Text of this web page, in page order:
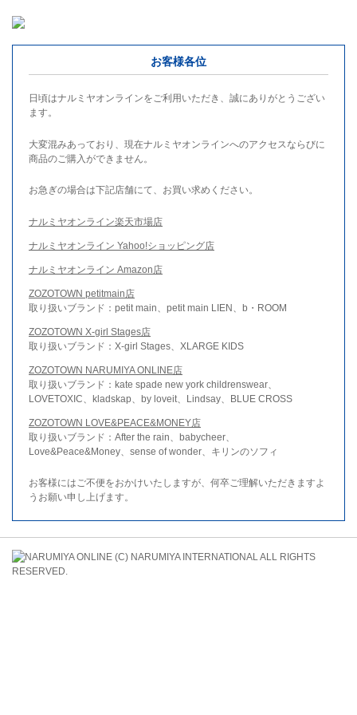
お客様各位
日頃はナルミヤオンラインをご利用いただき、誠にありがとうござい
ます。
大変混みあっており、現在ナルミヤオンラインへのアクセスならびに
商品のご購入ができません。
お急ぎの場合は下記店舗にて、お買い求めください。
ナルミヤオンライン楽天市場店
ナルミヤオンライン Yahoo!ショッピング店
ナルミヤオンライン Amazon店
ZOZOTOWN petitmain店
取り扱いブランド：petit main、petit main LIEN、b・ROOM
ZOZOTOWN X-girl Stages店
取り扱いブランド：X-girl Stages、XLARGE KIDS
ZOZOTOWN NARUMIYA ONLINE店
取り扱いブランド：kate spade new york childrenswear、
LOVETOXIC、kladskap、by loveit、Lindsay、BLUE CROSS
ZOZOTOWN LOVE&PEACE&MONEY店
取り扱いブランド：After the rain、babycheer、
Love&Peace&Money、sense of wonder、キリンのソフィ
お客様にはご不便をおかけいたしますが、何卒ご理解いただきますよ
うお願い申し上げます。